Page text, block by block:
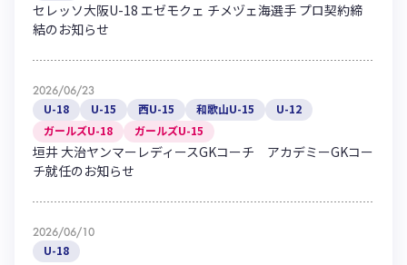
セレッソ大阪U-18 エゼモクェ チメヅェ海選手 プロ契約締
結のお知らせ
2026/06/23
U-18 U-15 西U-15 和歌山U-15
U-12
ガールズU-18
ガールズU-15
垣井 大治ヤンマーレディースGKコーチ アカデミーGKコー
チ就任のお知らせ
2026/06/10
U-18